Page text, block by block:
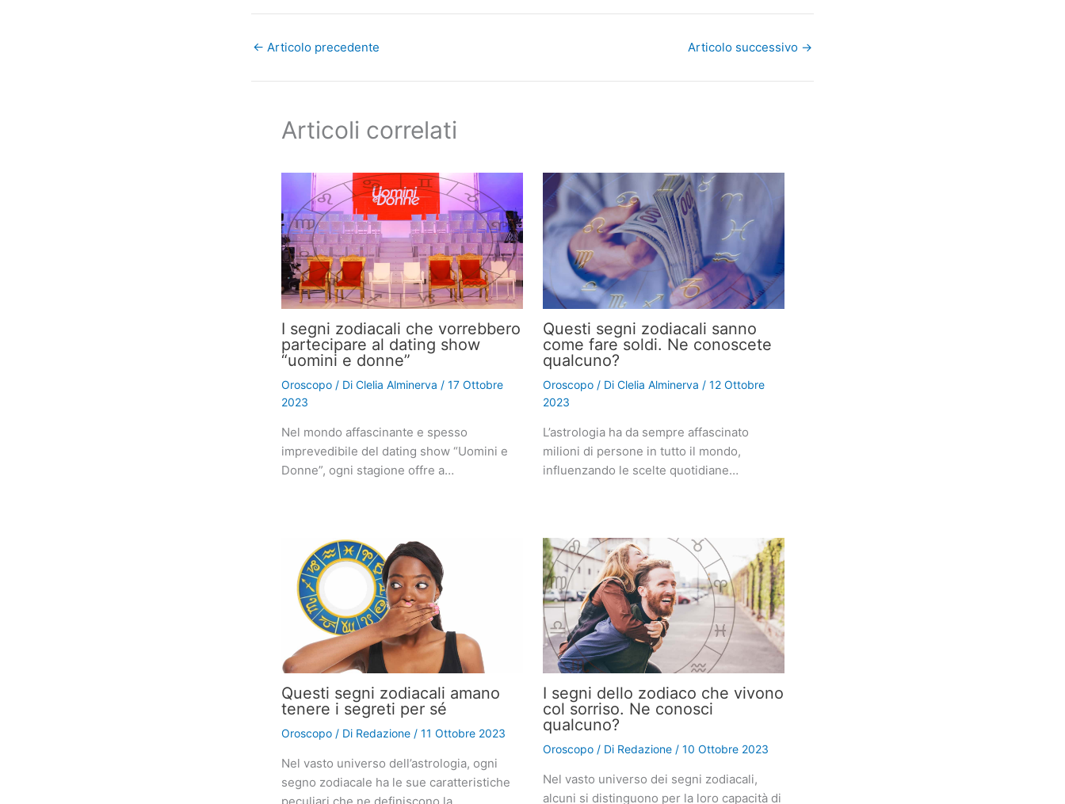
← Articolo precedente Articolo successivo →
Articoli correlati
I segni zodiacali che vorrebbero
partecipare al dating show
“uomini e donne”
Oroscopo/ Di Clelia Alminerva / 17 Ottobre
2023
Nel mondo affascinante e spesso
imprevedibile del dating show “Uomini e
Donne”, ogni stagione offre a…
Questi segni zodiacali sanno
come fare soldi. Ne conoscete
qualcuno?
Oroscopo/ Di Clelia Alminerva / 12 Ottobre
2023
L’astrologia ha da sempre affascinato
milioni di persone in tutto il mondo,
influenzando le scelte quotidiane…
Questi segni zodiacali amano
tenere i segreti per sé
Oroscopo/ Di Redazione / 11 Ottobre 2023
Nel vasto universo dell’astrologia, ogni
segno zodiacale ha le sue caratteristiche
I segni dello zodiaco che vivono
col sorriso. Ne conosci
qualcuno?
Oroscopo/ Di Redazione / 10 Ottobre 2023
Nel vasto universo dei segni zodiacali,
alcuni si distinguono per la loro capacità di